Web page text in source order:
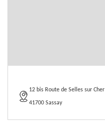
12 bis Route de Selles sur Cher
41700 Sassay